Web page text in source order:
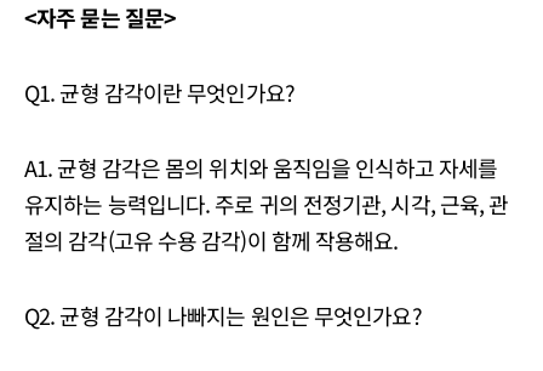
<자주 묻는 질문>
Q1. 균형 감각이란 무엇인가요?
A1. 균형 감각은 몸의 위치와 움직임을 인식하고 자세를
유지하는 능력입니다. 주로 귀의 전정기관, 시각, 근육, 관
절의 감각(고유 수용 감각)이 함께 작용해요.
Q2. 균형 감각이 나빠지는 원인은 무엇인가요?